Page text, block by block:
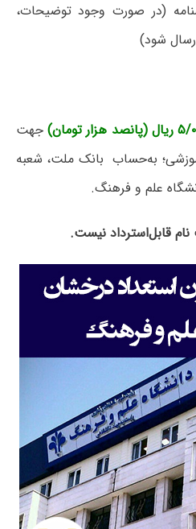
(در صورت وجود توضیحات،
شود)
جهت
به‌حساب بانک ملت، شعبه
علم و فرهنگ.
قابل‌استرداد نیست.